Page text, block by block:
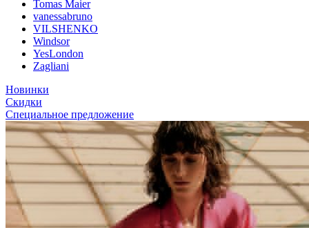
Tomas Maier
vanessabruno
VILSHENKO
Windsor
YesLondon
Zagliani
Новинки
Скидки
Специальное предложение